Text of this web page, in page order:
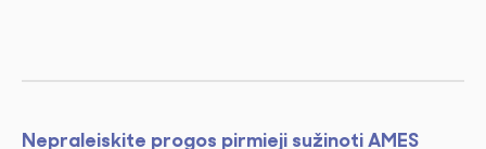
Nepraleiskite progos pirmieji sužinoti AMES